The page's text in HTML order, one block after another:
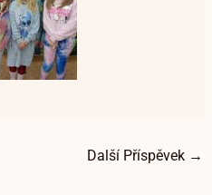
Další Příspěvek →